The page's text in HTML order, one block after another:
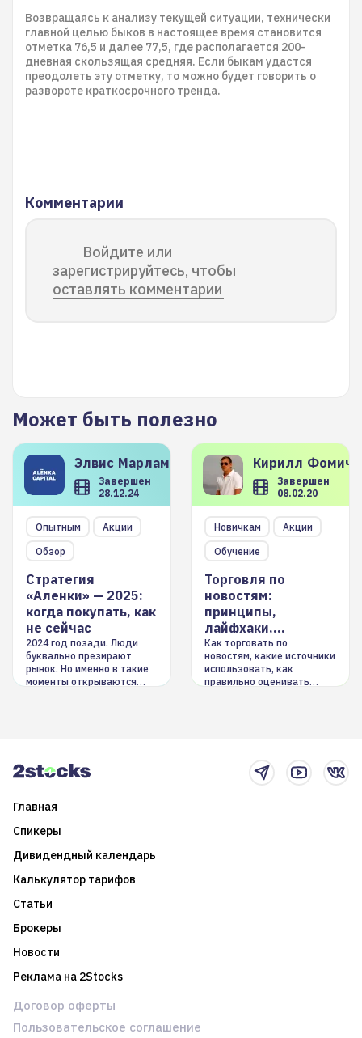
Возвращаясь к анализу текущей ситуации, технически
главной целью быков в настоящее время становится
отметка 76,5 и далее 77,5, где располагается 200-
дневная скользящая средняя. Если быкам удастся
преодолеть эту отметку, то можно будет говорить о
развороте краткосрочного тренда.
Комментарии
Войдите или
зарегистрируйтесь, чтобы
оставлять комментарии
Может быть полезно
Элвис Марламов
Завершен
28.12.24
Опытным
Акции
Обзор
Стратегия
«Аленки» — 2025:
когда покупать, как
не сейчас
2024 год позади. Люди
буквально презирают
рынок. Но именно в такие
моменты открываются
Кирилл
Завершен
08.02.20
Новичкам
Акции
Обучение
Торговля по
новостям:
принципы,
лайфхаки,
инструменты
Как торговать по
новостям, какие источники
использовать, как
правильно оценивать
Главная
Спикеры
Дивидендный календарь
Калькулятор тарифов
Статьи
Брокеры
Новости
Реклама на 2Stocks
Договор оферты
Пользовательское соглашение